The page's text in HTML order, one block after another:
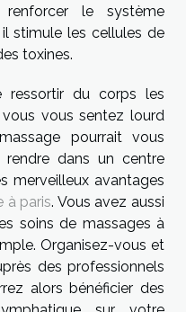
le système
stimule les cellules de
toxines.
ressortir du corps les
vous sentez lourd
pourrait vous
rendre dans un centre
merveilleux avantages
à paris. Vous avez aussi
soins de massages à
Organisez-vous et
des professionnels
alors bénéficier des